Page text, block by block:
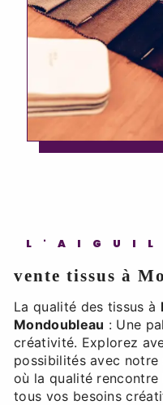
vente tissus à
La qualité des tissus à
Mondoubleau : Une
créativité. Explorez
possibilités avec
où la qualité
tous vos besoins